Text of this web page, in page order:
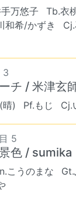
万悠子 Tb.衣
和希/かずき
3
チ / 米津玄
晴) Pf.もじ Cj.
5
色 / sumika
こうのまな